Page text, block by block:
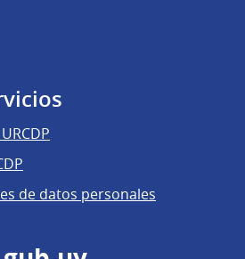
de datos personales